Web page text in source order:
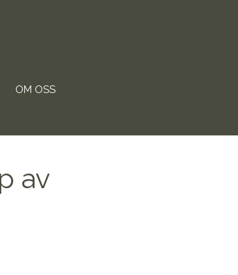
OM OSS
av